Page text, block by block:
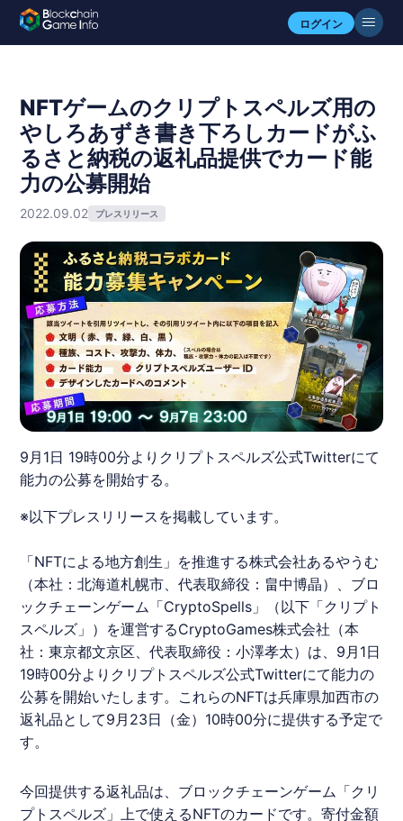
ログイン
NFTゲームのクリプトスペルズ用の
やしろあずき書き下ろしカードがふ
るさと納税の返礼品提供でカード能
力の公募開始
2022.09.02 プレスリリース
9月1日 19時00分よりクリプトスペルズ公式Twitterにて
能力の公募を開始する。
※以下プレスリリースを掲載しています。
「NFTによる地方創生」を推進する株式会社あるやうむ
（本社：北海道札幌市、代表取締役：畠中博晶）、ブロ
ックチェーンゲーム「CryptoSpells」（以下「クリプト
スペルズ 」）を運営するCryptoGames株式会社（本
社：東京都文京区、代表取締役：小澤孝太）は、9月1日
19時00分より クリプトスペルズ公式Twitterにて能力の
公募を開始いたします。これらのNFTは兵庫県加西市の
返礼品として9月23日（金）10時00分に提供する予定で
す。
今回提供する返礼品は、ブロックチェーンゲーム「クリ
プトスペルズ 」上で使えるNFTのカードです。寄付金額